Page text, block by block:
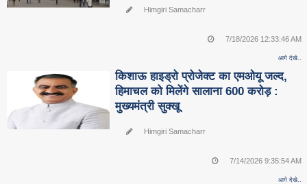
Himgiri Samacharr
7/18/2026 12:33:46 AM
आगे देखे..
किशाऊ हाइड्रो प्रोजेक्ट का एमओयू जल्द,
हिमाचल को मिलेंगे सालाना 600 करोड़ :
मुख्यमंत्री सुक्खू
Himgiri Samacharr
7/14/2026 9:35:54 AM
आगे देखे..